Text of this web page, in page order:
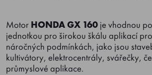
Motor HONDA GX 160 je vhodnou
jednotkou pro širokou škálu aplikací
náročných podmínkách, jako jsou
kultivátory, elektrocentrály, svářečky,
průmyslové aplikace.